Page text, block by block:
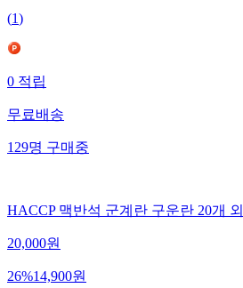
(1)
0적립
무료배송
129명구매중
HACCP 맥반석 군계란 구운란 20개 외
20,000원
26%14,900원